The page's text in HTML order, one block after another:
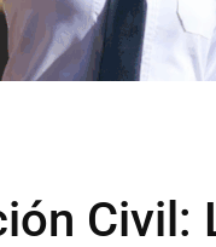
Civil: